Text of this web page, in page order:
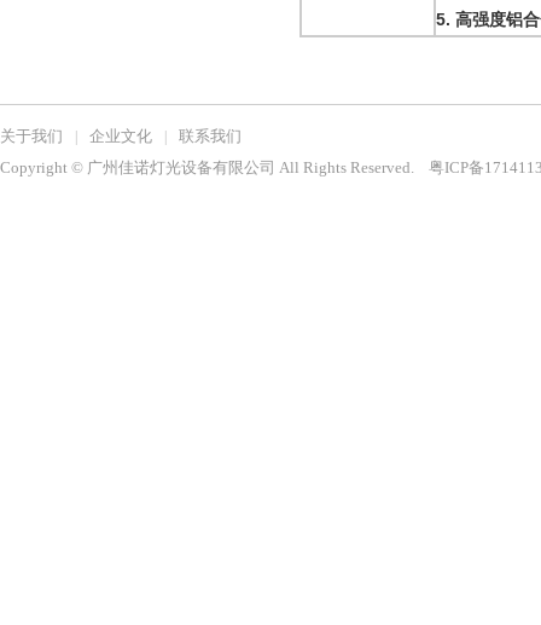
5. 高强度铝
关于我们 企业文化
联系我们
Copyright © 广州佳诺灯光设备有限公司 All Rights Reserved. 粤ICP备